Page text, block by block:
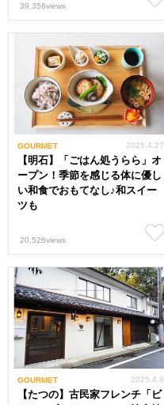
39,356views
GOURMET
【明石】「ごはん処うらら」オ
ープン！季節を感じる体に優し
い和食でおもてなし♪和スイー
ツも
2025.4.27
20,526views
GOURMET
【たつの】古民家フレンチ「ビ
2025.4.9